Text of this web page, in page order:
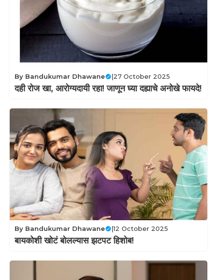
By Bandukumar Dhawane |27 October 2025
दही रोज खा, आरोग्यदायी रहा! जाणून घ्या दह्याचे अनोखे फायदे!
By Bandukumar Dhawane |12 October 2025
बायकोशी खोटं बोलल्यास झटपट हिशोब!